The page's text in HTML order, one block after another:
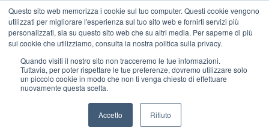
Questo sito web memorizza i cookie sul tuo computer. Questi cookie vengono
utilizzati per migliorare l'esperienza sul tuo sito web e fornirti servizi più
personalizzati, sia su questo sito web che su altri media. Per saperne di più
sui cookie che utilizziamo, consulta la nostra politica sulla privacy.
Quando visiti il ​​nostro sito non tracceremo le tue informazioni.
Tuttavia, per poter rispettare le tue preferenze, dovremo utilizzare solo
un piccolo cookie in modo che non ti venga chiesto di effettuare
nuovamente questa scelta.
Accetto Rifiuto